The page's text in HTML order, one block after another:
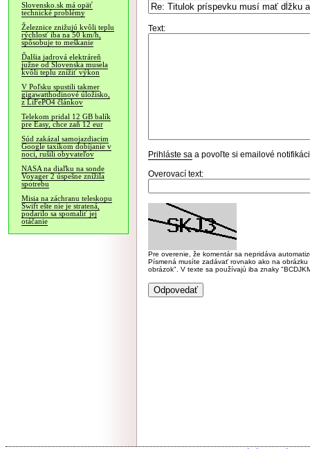
Slovensko.sk má opäť
technické problémy
Železnice znižujú kvôli teplu
rýchlosť iba na 50 km/h,
spôsobuje to meškanie
Ďalšia jadrová elektráreň
južne od Slovenska musela
kvôli teplu znížiť výkon
V Poľsku spustili takmer
gigawatthodinové úložisko,
z LiFePO4 článkov
Telekom pridal 12 GB balík
pre Easy, chce zaň 12 eur
Súd zakázal samojazdiacim
Google taxíkom dobíjanie v
noci, rušili obyvateľov
NASA na diaľku na sonde
Voyager 2 úspešne znížila
spotrebu
Misia na záchranu teleskopu
Swift ešte nie je stratená,
podarilo sa spomaliť jej
otáčanie
Text:
Prihláste sa a povoľte si emailové
Overovací text:
Pre overenie, že komentár sa nepridáva
Písmená musíte zadávať rovnako ako na
obrázok". V texte sa používajú iba znaky